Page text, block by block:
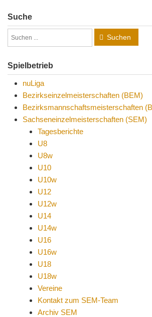
Suche
Suchen
Spielbetrieb
nuLiga
Bezirkseinzelmeisterschaften (BEM)
Bezirksmannschaftsmeisterschaften
Sachseneinzelmeisterschaften (SEM)
Tagesberichte
U8
U8w
U10
U10w
U12
U12w
U14
U14w
U16
U16w
U18
U18w
Vereine
Kontakt zum SEM-Team
Archiv SEM